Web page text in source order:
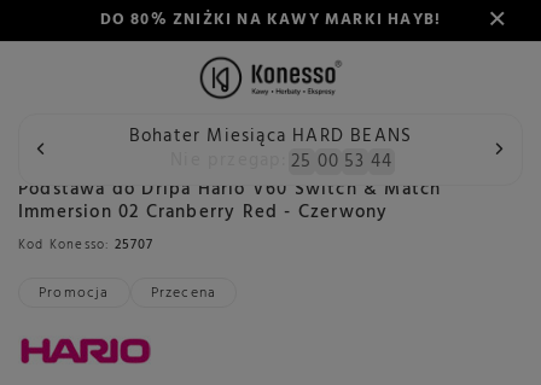
DO 80% ZNIŻKI NA KAWY MARKI HAYB!
Bohater Miesiąca HARD BEANS
25 00 53 43
Wstecz Konesso Akcesoria Rodzaj Zaparzacze do
Promocja Przecena
Podstawa do Dripa Hario V60 Switch & Match
Immersion 02 Cranberry Red - Czerwony
Kod Konesso: 25707